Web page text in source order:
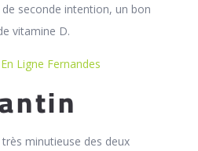
seconde intention, un bon
vitamine D.
Ligne Fernandes
minutieuse des deux